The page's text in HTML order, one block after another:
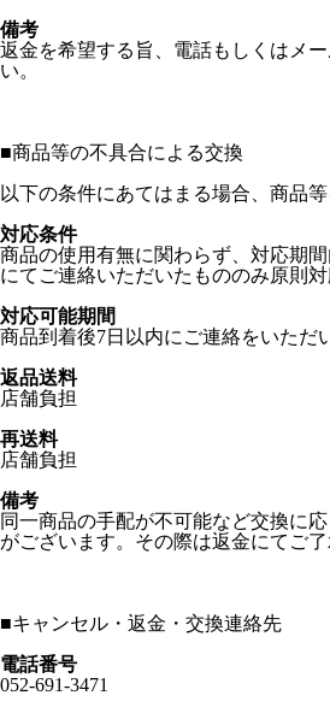
備考
返金を希望する旨、電話もしくはメ
い。
■商品等の不具合による交換
以下の条件にあてはまる場合、商品等
対応条件
商品の使用有無に関わらず、対応期
にてご連絡いただいたもののみ原則対
対応可能期間
商品到着後7日以内にご連絡をいただ
返品送料
店舗負担
再送料
店舗負担
備考
同一商品の手配が不可能など交換に
がございます。その際は返金にてご了
■キャンセル・返金・交換連絡先
電話番号
052-691-3471